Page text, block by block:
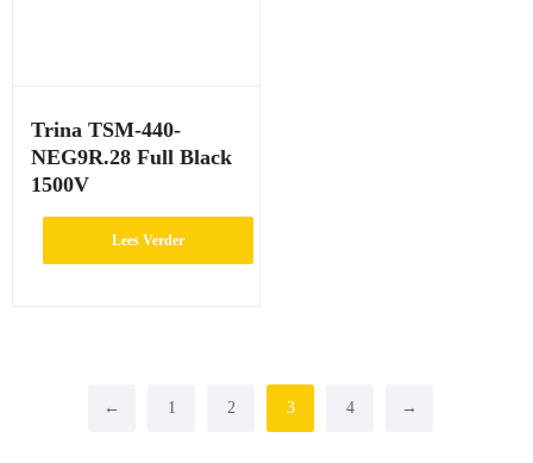
Trina TSM-440-
NEG9R.28 Full Black
1500V
Lees Verder
← 1 2 3 4 →